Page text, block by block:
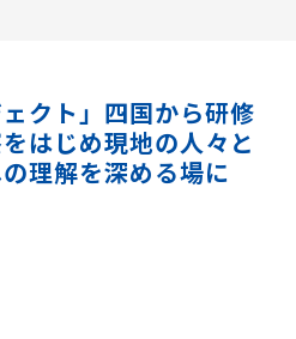
ェクト」四国から研修
はじめ現地の人々と
理解を深める場に